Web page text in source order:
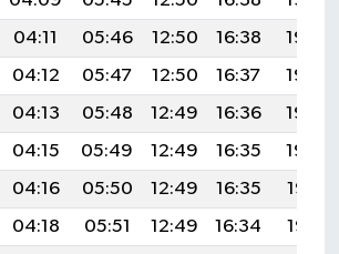
04:11 05:46 12:50 16:38
19:43
04:12 05:47 12:50 16:37
19:42
04:13 05:48 12:49 16:36
19:40
04:15 05:49 12:49 16:35
19:39
04:16 05:50 12:49 16:35
19:37
04:18 05:51 12:49 16:34
19:36